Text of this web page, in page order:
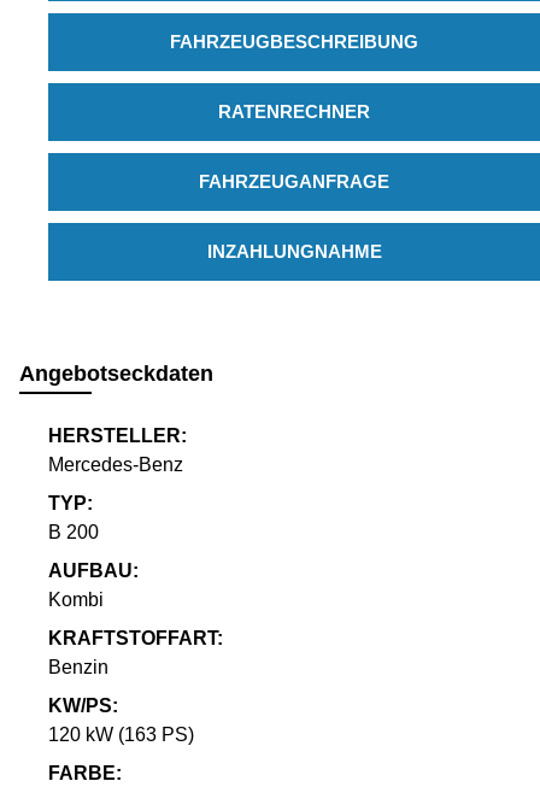
FAHRZEUGBESCHREIBUNG
RATENRECHNER
FAHRZEUGANFRAGE
INZAHLUNGNAHME
Angebotseckdaten
HERSTELLER:
Mercedes-Benz
TYP:
B 200
AUFBAU:
Kombi
KRAFTSTOFFART:
Benzin
KW/PS:
120 kW (163 PS)
FARBE: